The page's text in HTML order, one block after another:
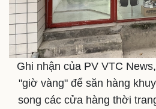
Ghi nhận của PV VTC
"giờ vàng" để săn hàng
song các cửa hàng thời